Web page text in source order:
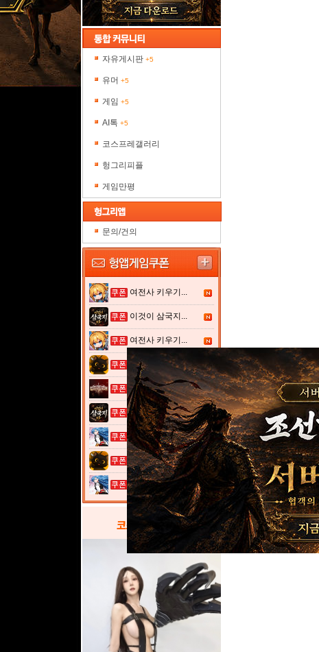
자유게시판 +5
유머 +5
게임 +5
AI톡 +5
코스프레갤러리
헝그리피플
게임만평
문의/건의
여전사 키우기...
이것이 삼국지...
여전사 키우기...
고양이 낚시터...
그레이 사가
이것이 삼국지...
열혈강호: 넥...
고양이 낚시터...
열혈강호: 넥...
코스프레 갤러리